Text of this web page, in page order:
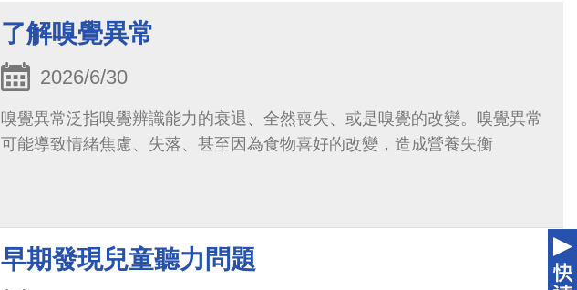
了解嗅覺異常
2026/6/30
嗅覺異常泛指嗅覺辨識能力的衰退、全然喪失、或是嗅覺的改變。嗅覺異常
可能導致情緒焦慮、失落、甚至因為食物喜好的改變，造成營養失衡
早期發現兒童聽力問題